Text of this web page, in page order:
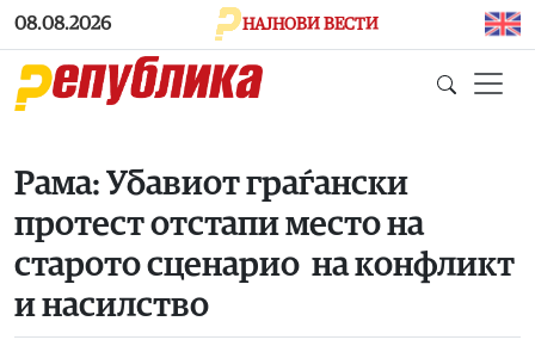
Skip to main content
08.08.2026 НАЈНОВИ ВЕСТИ
Рама: Убавиот граѓански
протест отстапи место на
старото сценарио на конфликт
и насилство